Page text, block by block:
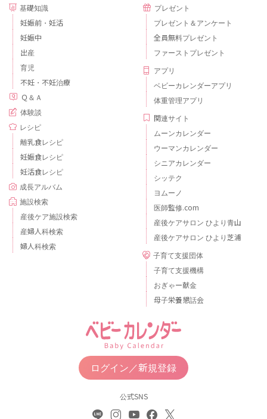
基礎知識
妊娠前・妊活
妊娠中
出産
育児
不妊・不妊治療
Ｑ＆Ａ
体験談
レシピ
離乳食レシピ
妊娠食レシピ
妊活食レシピ
成長アルバム
施設検索
産後ケア施設検索
産婦人科検索
婦人科検索
プレゼント
プレゼント＆アンケート
全員無料プレゼント
ファーストプレゼント
アプリ
ベビーカレンダーアプリ
体重管理アプリ
関連サイト
ムーンカレンダー
ウーマンカレンダー
シニアカレンダー
シッテク
ヨムーノ
医師監修.com
産後ケアサロン ひより青山
産後ケアサロン ひより芝浦
子育て支援団体
子育て支援機構
おぎゃー献金
母子栄養懇話会
ログイン／新規登録
公式SNS